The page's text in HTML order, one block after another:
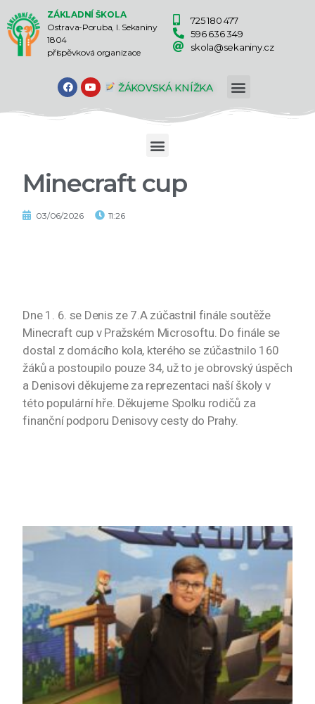
ZÁKLADNÍ ŠKOLA
Ostrava-Poruba, I. Sekaniny
1804
příspěvková organizace
725 180 477
596 636 349
skola@sekaniny.cz
ŽÁKOVSKÁ KNÍŽKA
Minecraft cup
03/06/2026 11:26
Dne 1. 6. se Denis ze 7.A zúčastnil finále soutěže
Minecraft cup v Pražském Microsoftu. Do finále se
dostal z domácího kola, kterého se zúčastnilo 160
žáků a postoupilo pouze 34, už to je obrovský úspěch
a Denisovi děkujeme za reprezentaci naší školy v
této populární hře. Děkujeme Spolku rodičů za
finanční podporu Denisovy cesty do Prahy.